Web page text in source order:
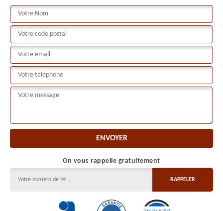
On vous rappelle gratuitement